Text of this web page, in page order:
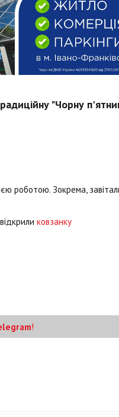
"Чорну
роботою. Зокрема,
ковзанку
!